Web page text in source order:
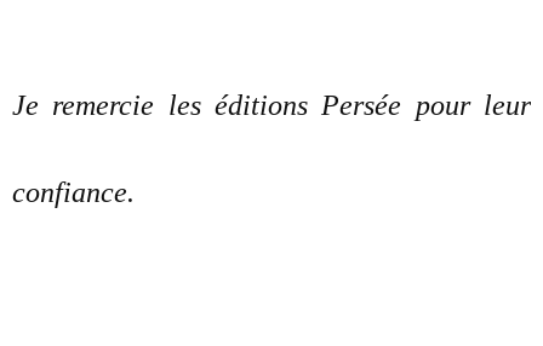
Je remercie les éditions Persée pour leur
confiance.